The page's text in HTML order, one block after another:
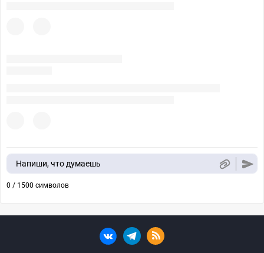
Напиши, что думаешь
0 / 1500 символов